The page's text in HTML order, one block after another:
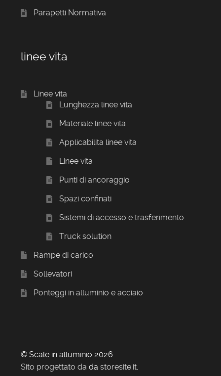
Parapetti Normativa
linee vita
Linee vita
Lunghezza linee vita
Materiale linee vita
Applicabilita linee vita
Linee vita
Punti di ancoraggio
Spazi confinati
Sistemi di accesso e trasferimento
Truck solution
Rampe di carico
Sollevatori
Ponteggi in alluminio e acciaio
© Scale in alluminio 2026
Sito progettato da da storesite.it.